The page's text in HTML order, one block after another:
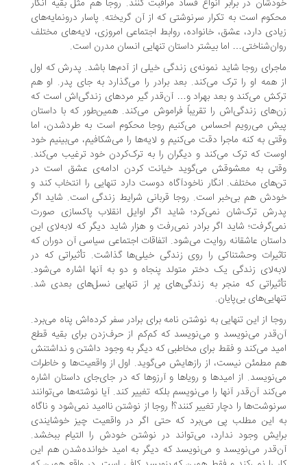
در برابر انواع فساد مراقبت کنند. روجا هم مثل بقیه انگار
است به تکرار سرنوشتی که از آن گریخته. پاسار درونمایه‌های
دارد، عشق، خانواده، روابط اجتماعی امروزی، لایه‌های مختلف
اما بیشتر داستان تنهایی انسان مدرن است.
روجا شاید نمونه‌ی زندگی خیلی از آدم‌ها باشد. پدرش که اول
همه او را ترک می‌کند. بعد برادر را می‌گذارد به جای پدر. او هم
می‌کند و بعد بهراد و… آن‌قدر گیر مردهای زندگی‌اش است که
زندگی‌اش را تقریباً فراموش می‌کند. همین‌طور که با داستان
می‌رویم احساس می‌کنیم روجا محکوم است به طردشدن، اما
به کنه ماجرا دقت می‌کنیم و لایه‌ها را می‌شکافیم، می‌بینیم خود
که ترک می‌کند و دیگران را به ترک‌کردن خود ترغیب می‌کند.
به معشوقش می‌گوید خیانت کردن ادامه‌ی عشق است در
مختلف. انگار ناخودآگاه دوست دارد تنهایی را انتخاب کند و
هم بی‌خبر است. روجا قربانی شرایط زندگی است. شاید اگر
ترک‌شان نمی‌کرد؛ شاید اگر اوایل انقلاب پاکسازی صورت
شاید اگر برادر نمی‌رفت و هزار شاید دیگر که لابه‌لای این
عاشقانه روایت می‌شود. اتفاقات اجتماعی سیاسی آن دوران که
وحشتناکی را روی زندگی خیلی‌ها گذاشت. تأثیراتی که در
زندگی‌ یک دختر متولد پنجاه‌ و دو به آنها اشاره می‌شود.
که منجر به زندگی‌های پر از تنهایی نسل‌های بعدی شد.
بی‌پایان.
از این تنهایی به نوشتن نامه برای برادر سفر کرده‌اش پناه می‌برد.
می‌نویسد و می‌نویسد که کم‌کم از حرف‌زدن برای بقیه قطع
می‌کند و فقط برای مخاطبی که دیگر به وجود داشتن و نداشتنش
مطمئن نیست، از رازهایش می‌گوید. اول از واقعیت‌ها و خاطرات
از امیدها و رویاها و آرزوها که در جای‌جای داستان اشاره
آن‌قدر آنها را می‌نویسم بلکه تغییر کند. آیا نوشته‌ها می‌توانند
را دچار تغییر کنند؟! روجا از نوشتن ناامید نمی‌شود و ناگاه
این مطلب پی می‌برد که حتی اگر در واقعیت چیز خوشایندی
وجود ندارد، می‌تواند در نوشتن خودش را التیام ببخشد.
می‌نویسد و می‌نویسد که دیگر به امید خوانده‌شدن هم این